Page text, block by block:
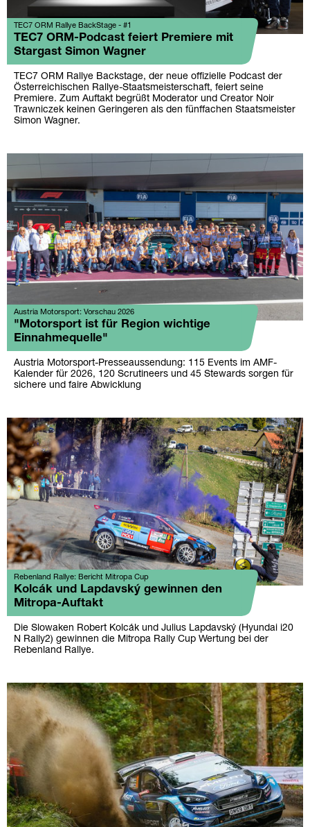
TEC7 ORM Rallye BackStage - #1
TEC7 ORM-Podcast feiert Premiere mit
Stargast Simon Wagner
TEC7 ORM Rallye Backstage, der neue offizielle Podcast der
Österreichischen Rallye-Staatsmeisterschaft, feiert seine
Premiere. Zum Auftakt begrüßt Moderator und Creator Noir
Trawniczek keinen Geringeren als den fünffachen Staatsmeister
Simon Wagner.
Austria Motorsport: Vorschau 2026
"Motorsport ist für Region wichtige
Einnahmequelle"
Austria Motorsport-Presseaussendung: 115 Events im AMF-
Kalender für 2026, 120 Scrutineers und 45 Stewards sorgen für
sichere und faire Abwicklung
Rebenland Rallye: Bericht Mitropa Cup
Kolcák und Lapdavský gewinnen den
Mitropa-Auftakt
Die Slowaken Robert Kolcák und Julius Lapdavský (Hyundai i20
N Rally2) gewinnen die Mitropa Rally Cup Wertung bei der
Rebenland Rallye.